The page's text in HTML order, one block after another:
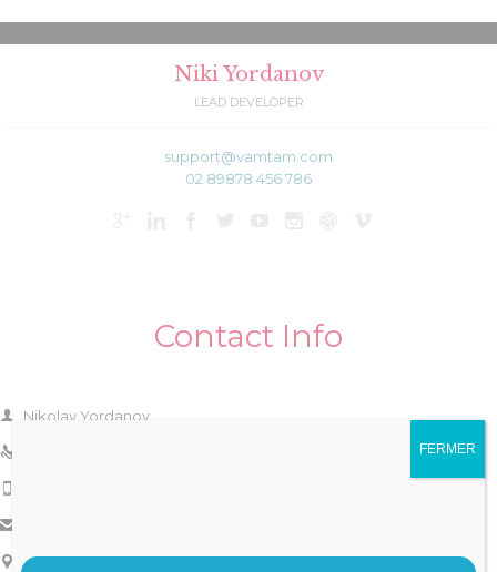
Niki Yordanov
LEAD DEVELOPER
support@vamtam.com
02 89878 456 786
Contact Info
 Nikolay Yordanov



 10, Firs Avenue, Muswell Hill, London
FERMER